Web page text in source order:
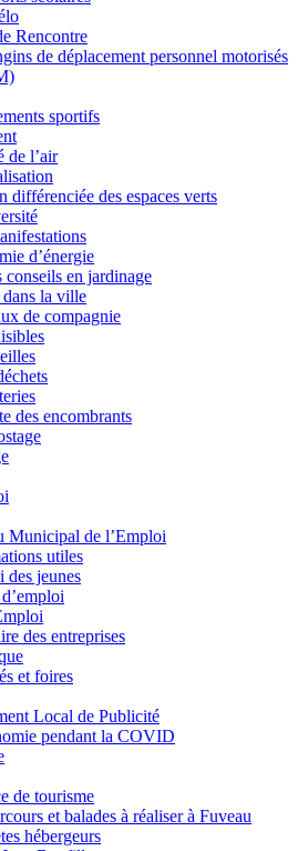
Rencontre
de déplacement personnel motorisés
sportifs
de l’air
différenciée des espaces verts
d’énergie
conseils en jardinage
la ville
de compagnie
des encombrants
Municipal de l’Emploi
utiles
des jeunes
des entreprises
et foires
Local de Publicité
pendant la COVID
de tourisme
et balades à réaliser à Fuveau
hébergeurs